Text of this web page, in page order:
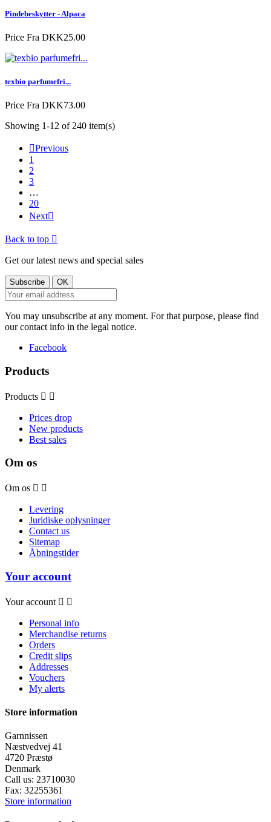
Pindebeskytter - Alpaca
Price Fra DKK25.00
texbio parfumefri...
Price Fra DKK73.00
Showing 1-12 of 240 item(s)
Previous
1
2
3
…
20
Next
Back to top 
Get our latest news and special sales
You may unsubscribe at any moment. For that purpose, please find
our contact info in the legal notice.
Facebook
Products
Products  
Prices drop
New products
Best sales
Om os
Om os  
Levering
Juridiske oplysninger
Contact us
Sitemap
Åbningstider
Your account
Your account  
Personal info
Merchandise returns
Orders
Credit slips
Addresses
Vouchers
My alerts
Store information
Garnnissen
Næstvedvej 41
4720 Præstø
Denmark
Call us: 23710030
Fax: 32255361
Store information